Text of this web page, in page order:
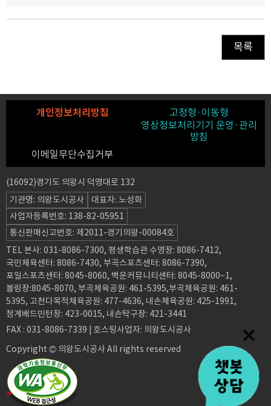
목록
개인정보처리방침 고정형·이동형
영상정보처리기기 운영·관리
방침
이메일무단수집거부
(16092)경기도 의왕시 덕영대로 132
기관명: 의왕도시공사
대표자: 노성화
사업자등록번호: 138-82-05951
통신판매신고번호: 제2011-경기의왕-00084호
TEL 본사: 031-8086-7300, 평생학습관 수영장: 8086-7412,
국민체육센터: 8086-7430, 부곡스포츠센터: 8086-7390,
포일스포츠센터: 8045-8060, 백운커뮤니티센터: 8045-8000~1,
볼링장:8045-8070, 부곡체육공원: 461-5395,부곡체육공원: 461-
5395, 고천다목적체육공원: 477-4636, 내손체육공원: 425-1991,
청계배드민턴장: 423-0015, 내손탁구장: 421-3441
FAX : 031-8086-7339 | 호스팅사업자: 의왕도시공사
Copyright © 의왕도시공사 All rights reserved